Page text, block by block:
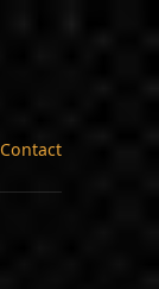
Contact